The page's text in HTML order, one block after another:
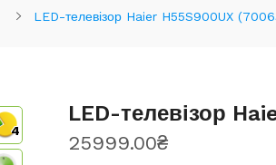
LED-телевізор Haier H55S900UX
4
LED-телевізор
25999.00₴